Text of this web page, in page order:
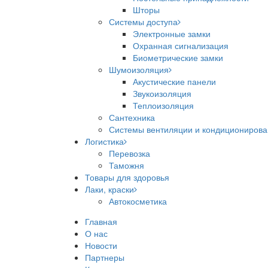
Шторы
Системы доступа
Электронные замки
Охранная сигнализация
Биометрические замки
Шумоизоляция
Акустические панели
Звукоизоляция
Теплоизоляция
Сантехника
Системы вентиляции и
Логистика
Перевозка
Таможня
Товары для здоровья
Лаки, краски
Автокосметика
Главная
О нас
Новости
Партнеры